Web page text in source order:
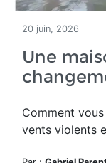
20 juin, 2026
Une
Comment
vents violents